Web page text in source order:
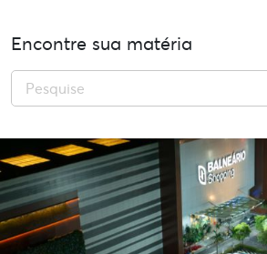
Encontre sua matéria